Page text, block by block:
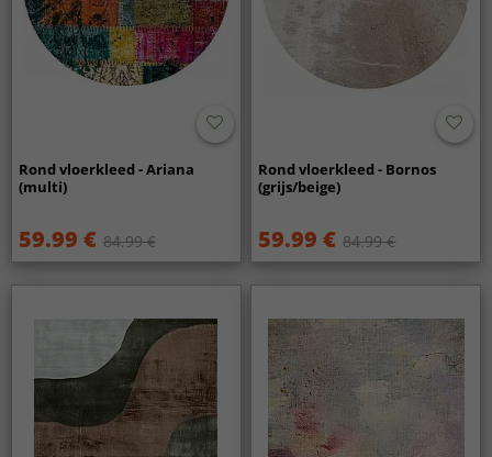
Rond vloerkleed - Ariana
(multi)
59.99 € 84.99 €
Rond vloerkleed - Bornos
(grijs/beige)
59.99 € 84.99 €